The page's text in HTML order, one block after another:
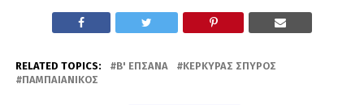
RELATED TOPICS: Β' ΕΠΣΑΝΑ
ΚΕΡΚΎΡΑΣ ΣΠΎΡΟΣ
ΠΑΜΠΑΙΑΝΙΚΌΣ